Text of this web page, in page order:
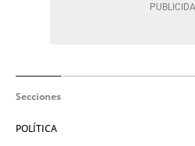
Secciones
POLÍTICA